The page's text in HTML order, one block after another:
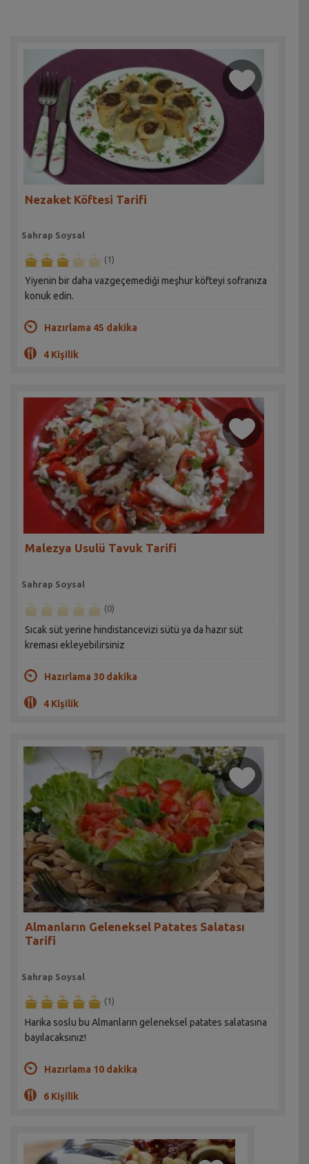
Nezaket Köftesi Tarifi
Sahrap Soysal
(1)
Yiyenin bir daha vazgeçemediği meşhur köfteyi sofranıza
konuk edin.
Hazırlama 45 dakika
4 Kişilik
Malezya Usulü Tavuk Tarifi
Sahrap Soysal
(0)
Sıcak süt yerine hindistancevizi sütü ya da hazır süt
kreması ekleyebilirsiniz
Hazırlama 30 dakika
4 Kişilik
Almanların Geleneksel Patates Salatası
Tarifi
Sahrap Soysal
(1)
Harika soslu bu Almanların geleneksel patates salatasına
bayılacaksınız!
Hazırlama 10 dakika
6 Kişilik